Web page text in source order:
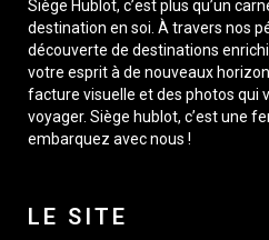
Siège Hublot, c’est plus qu’un
destination en soi. À travers nos
découverte de destinations
votre esprit à de nouveaux
facture visuelle et des photos qui
voyager. Siège hublot, c’est une
embarquez avec nous !
LE SITE